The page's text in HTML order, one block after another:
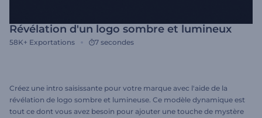
Révélation d'un logo sombre et lumineux
58K+ Exportations 7 secondes
Créez une intro saisissante pour votre marque avec l'aide de la
révélation de logo sombre et lumineuse. Ce modèle dynamique est
tout ce dont vous avez besoin pour ajouter une touche de mystère